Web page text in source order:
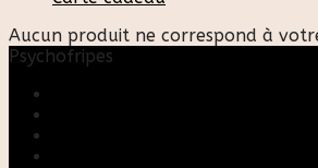
Aucun produit ne correspond à
Psychofripes